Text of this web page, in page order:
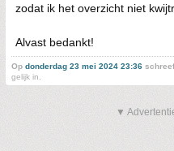
zodat ik het overzicht niet
Alvast bedankt!
Op donderdag 23 mei 2024 23:36
gelijk in.
▼